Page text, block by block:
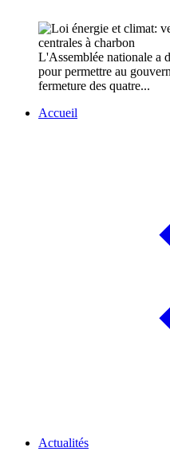
L'Assemblée nationale a
pour permettre au
fermeture des quatre...
Accueil
Actualités